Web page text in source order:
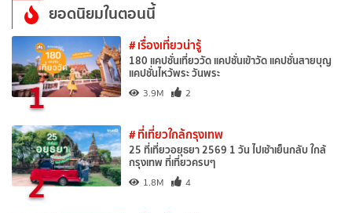
ยอดนิยมในตอนนี้
1
# เรื่องเที่ยวน่ารู้
180 แคปชั่นเที่ยววัด แคปชั่นเข้าวัด แคปชั่นสายบุญ
แคปชั่นไหว้พระ วันพระ
3.9M 2
2
# ที่เที่ยวใกล้กรุงเทพ
25 ที่เที่ยวอยุธยา 2569 1 วัน ไปเช้าเย็นกลับ ใกล้
กรุงเทพ ที่เที่ยวครบๆ
1.8M 4